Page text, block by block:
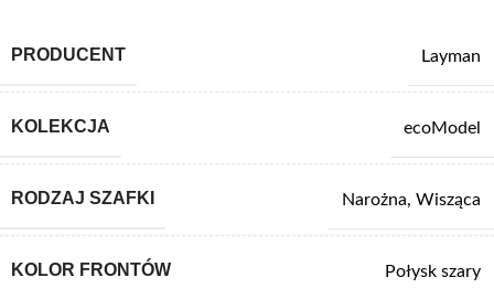
PRODUCENT Layman
KOLEKCJA ecoModel
RODZAJ SZAFKI Narożna, Wisząca
KOLOR FRONTÓW Połysk szary